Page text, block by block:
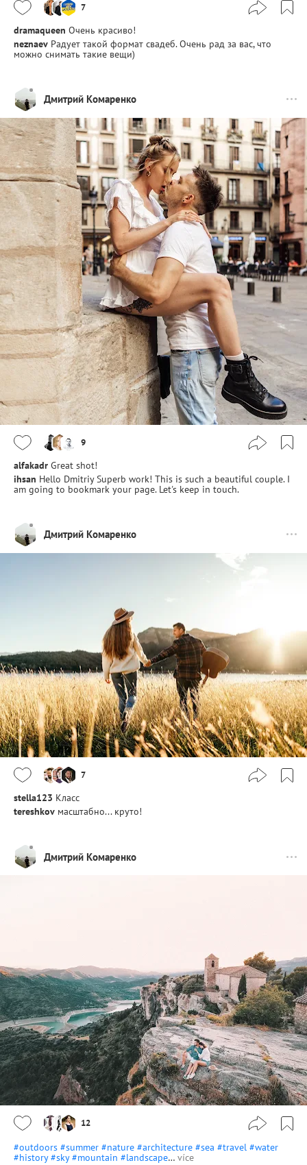
7
dramaqueen Очень красиво!
neznaev Радует такой формат свадеб. Очень рад за вас, что
можно снимать такие вещи)
Дмитрий Комаренко
9
alfakadr Great shot!
ihsan Hello Dmitriy Superb work! This is such a beautiful couple. I
am going to bookmark your page. Let's keep in touch.
Дмитрий Комаренко
7
stella123 Класс
tereshkov масштабно... круто!
Дмитрий Комаренко
12
#outdoors #summer #nature #architecture #sea #travel #water
#history #sky #mountain #landscape… více